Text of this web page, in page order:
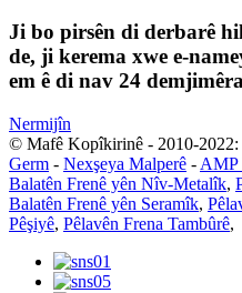
Ji bo pirsên di derbarê
de, ji kerema xwe e-
em ê di nav 24
Nermijîn
© Mafê Kopîkirinê - 2010-2022:
Germ - Nexşeya Malperê - AMP
Balatên Frenê yên Nîv-Metalîk,
Balatên Frenê yên Seramîk,
Pêşiyê, Pêlavên Frena Tambûrê,